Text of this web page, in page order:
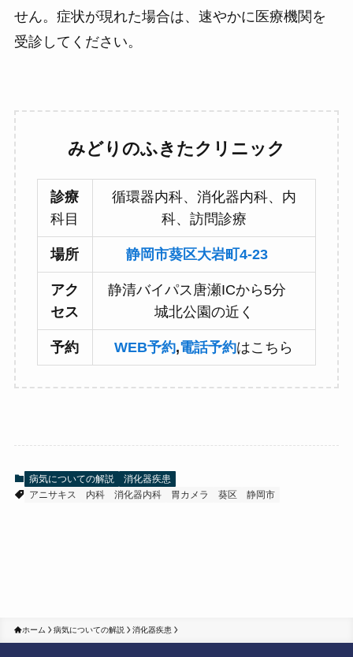
せん。症状が現れた場合は、速やかに医療機関を
受診してください。
みどりのふきたクリニック
診療
科目
循環器内科、消化器内科、内
科、訪問診療
場所 静岡市葵区大岩町4-23
アク
セス
静清バイパス唐瀬ICから5分
城北公園の近く
予約 WEB予約,電話予約はこちら
病気についての解説
消化器疾患
アニサキス
内科 消化器内科 胃カメラ 葵区 静岡市
ホーム 病気についての解説 消化器疾患